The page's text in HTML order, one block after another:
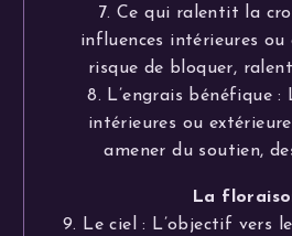
7. Ce qui ralentit la
influences intérieures ou
risque de bloquer,
8. L’engrais bénéfique :
intérieures ou
amener du soutien,
La
9. Le ciel : L’objectif vers